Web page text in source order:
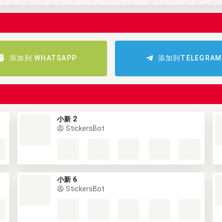
添加到 WHATSAPP 添加到TELEGRAM
小新 2
StickersBot
小新 6
StickersBot